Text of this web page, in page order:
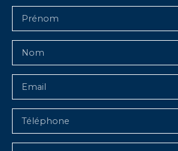
Prénom
Nom
Email
Téléphone